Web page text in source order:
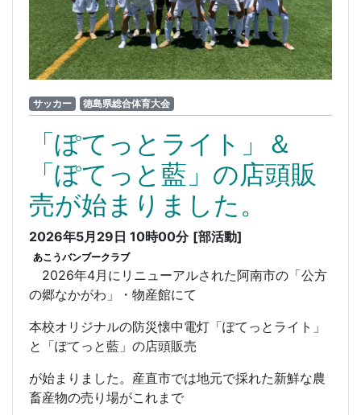
サッカー 徳島県総合体育大会
「ぽてっとライト」＆
「ぽてっと藍」の店頭販
売が始まりました。
2026年5月29日 10時00分 [部活動]
あこうバンブークラブ
2026年4月にリニューアルされた阿南市の「公方
の郷なかがわ」・物産館にて
本校オリジナルの防災懐中電灯「ぽてっとライト」
と「ぽてっと藍」の店頭販売
が始まりました。産直市では地元で採れた新鮮な農
畜産物の売り場がこれまで